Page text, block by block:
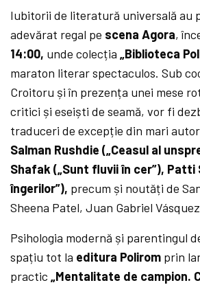
Iubitorii de literatură universală au
adevărat regal pe scena Agora,
14:00, unde colecția„Biblioteca
maraton literar spectaculos. Sub
Croitoru și în prezența unei mese
critici și eseiști de seamă, vor fi
traduceri de excepție din mari
Salman Rushdie („Ceasul al
Shafak („Sunt fluvii în cer”), Patti
îngerilor”), precum și noutăți de
Sheena Patel, Juan Gabriel
Psihologia modernă și parentingul
spațiu tot la editura Polirom prin
practic„Mentalitate de campion.